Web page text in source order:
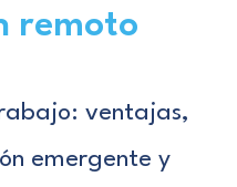
remoto
ventajas,
emergente y